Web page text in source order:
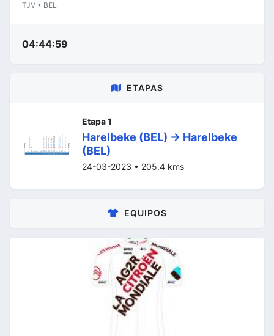
TJV • BEL
04:44:59
ETAPAS
Etapa 1
Harelbeke (BEL) -> Harelbeke
(BEL)
24-03-2023 • 205.4 kms
EQUIPOS